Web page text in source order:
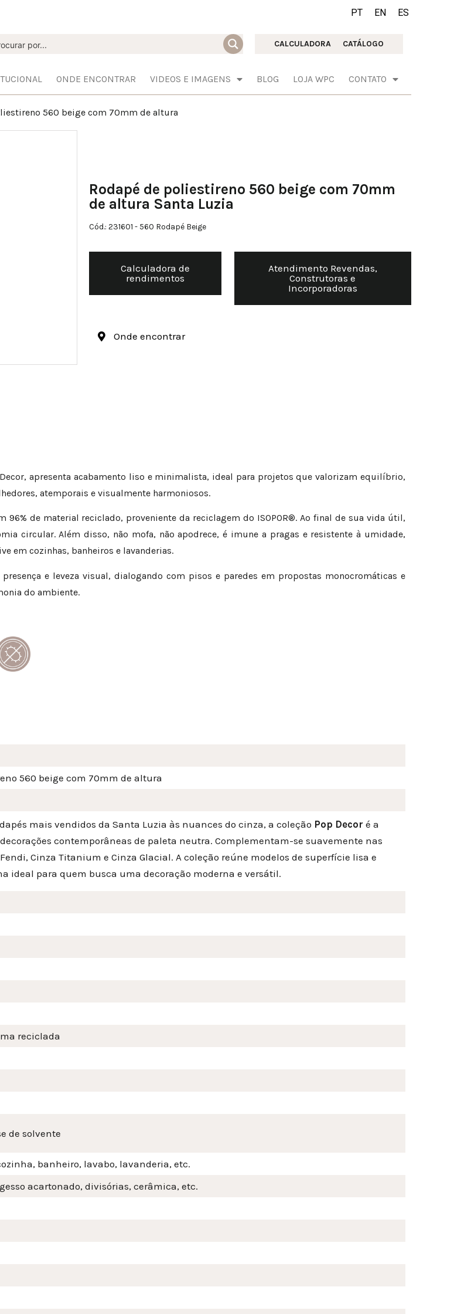
PT EN ES
CALCULADORA CATÁLOGO
ONDE ENCONTRAR VIDEOS E IMAGENS BLOG LOJA WPC CONTATO
560 beige com 70mm de altura
Rodapé de poliestireno 560 beige com 70mm
de altura Santa Luzia
Cód.: 231601 - 560 Rodapé Beige
Calculadora de
rendimentos
Atendimento Revendas,
Construtoras e
Incorporadoras
Onde encontrar
apresenta acabamento liso e minimalista, ideal para projetos que valorizam equilíbrio,
atemporais e visualmente harmoniosos.
de material reciclado, proveniente da reciclagem do ISOPOR®. Ao final de sua vida útil,
circular. Além disso, não mofa, não apodrece, é imune a pragas e resistente à umidade,
em cozinhas, banheiros e lavanderias.
e leveza visual, dialogando com pisos e paredes em propostas monocromáticas e
do ambiente.
560 beige com 70mm de altura
mais vendidos da Santa Luzia às nuances do cinza, a coleção Pop Decor é a
contemporâneas de paleta neutra. Complementam-se suavemente nas
Cinza Titanium e Cinza Glacial. A coleção reúne modelos de superfície lisa e
ideal para quem busca uma decoração moderna e versátil.
reciclada
de solvente
banheiro, lavabo, lavanderia, etc.
acartonado, divisórias, cerâmica, etc.